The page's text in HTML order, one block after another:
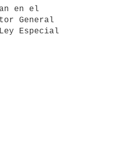
General
Especial